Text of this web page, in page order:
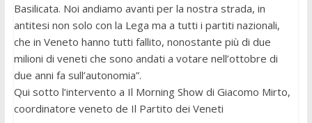
Basilicata. Noi andiamo avanti per la nostra strada, in
antitesi non solo con la Lega ma a tutti i partiti nazionali,
che in Veneto hanno tutti fallito, nonostante più di due
milioni di veneti che sono andati a votare nell’ottobre di
due anni fa sull’autonomia”.
Qui sotto l’intervento a Il Morning Show di Giacomo Mirto,
coordinatore veneto de Il Partito dei Veneti